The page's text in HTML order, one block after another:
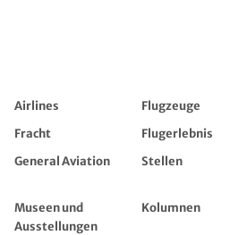
Airlines Flugzeuge
Fracht
Flugerlebnis
General Aviation
Stellen
Museen und
Ausstellungen
Kolumnen